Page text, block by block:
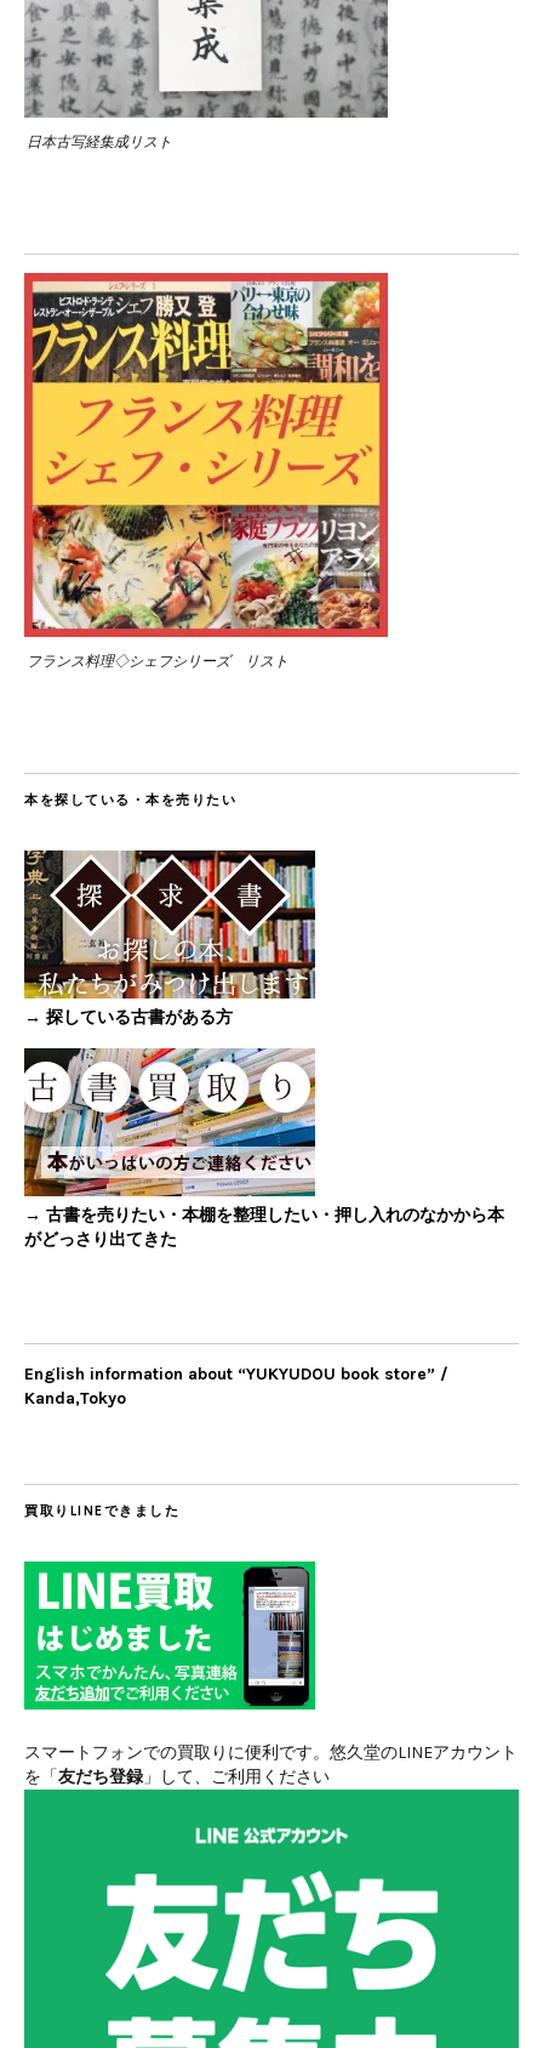
日本古写経集成リスト
フランス料理◇シェフシリーズ リスト
本を探している・本を売りたい
→ 探している古書がある方
→ 古書を売りたい・本棚を整理したい・押し入れのなかから本
がどっさり出てきた
English information about “YUKYUDOU book store” /
Kanda,Tokyo
買取りLINEできました
スマートフォンでの買取りに便利です。悠久堂のLINEアカウント
を「友だち登録 」して、ご利用ください